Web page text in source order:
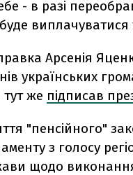
- в разі
Арсенія
українських
тут же підписав
"пенсійного"
з голосу
щодо